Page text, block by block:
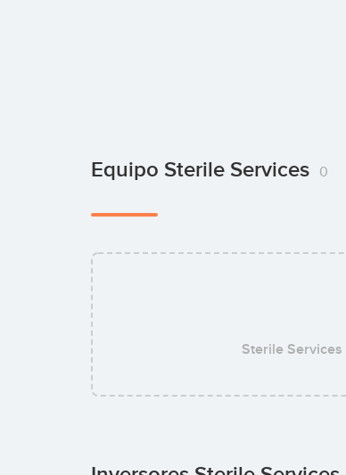
Equipo Sterile Services 0
Sterile Services